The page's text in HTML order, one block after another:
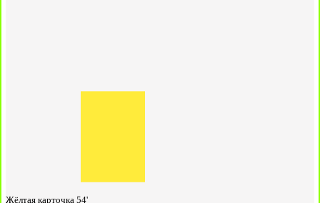
Жёлтая карточка 54'